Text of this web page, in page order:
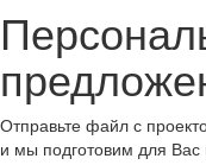
Отправьте файл с
и мы подготовим для